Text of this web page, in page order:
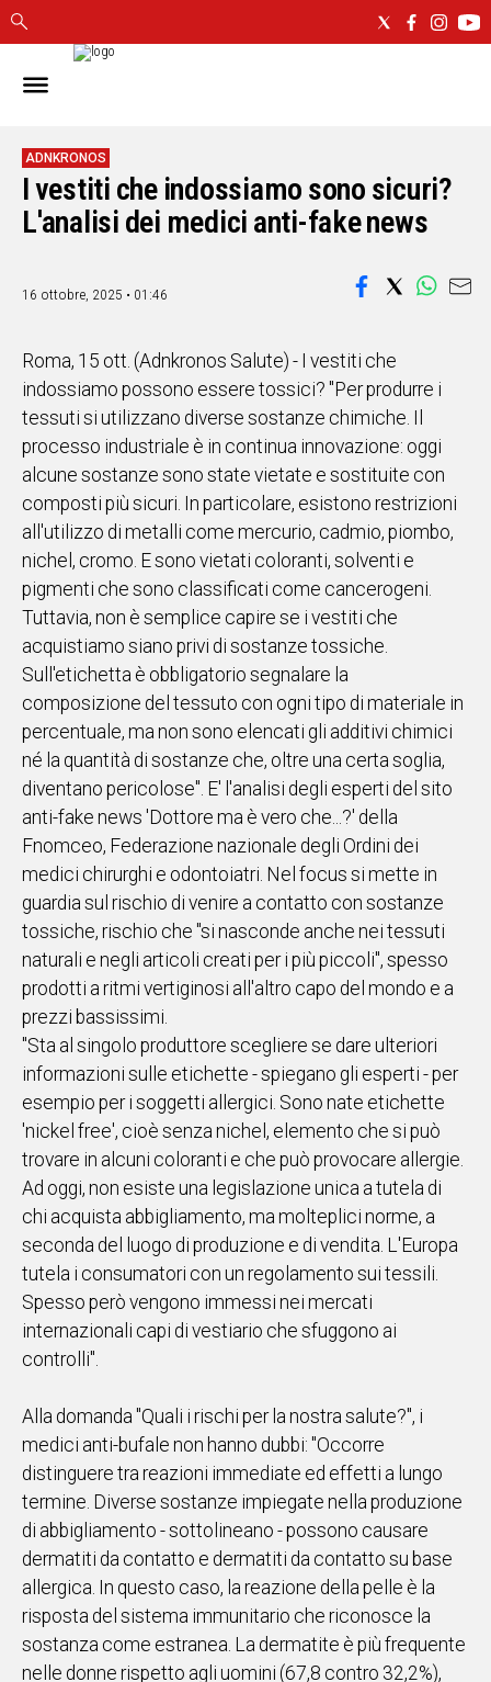
IN
CAGLIARI
SASSARI
NUORO
ORISTANO
GALLURA
MEDIO
CAMPIDANO
NOTIZIE
POLITICA
IN
ITALIA
NEL
MONDO
SPORT
EVENTI
STORIE
VIDEO
UNISCITI
AL CANALE
WHATSAPP
Social
ADNKRONOS
I vestiti che indossiamo sono sicuri?
L'analisi dei medici anti-fake news
16 ottobre, 2025 • 01:46
Roma, 15 ott. (Adnkronos Salute) - I vestiti che
indossiamo possono essere tossici? "Per produrre i
tessuti si utilizzano diverse sostanze chimiche. Il
processo industriale è in continua innovazione: oggi
alcune sostanze sono state vietate e sostituite con
composti più sicuri. In particolare, esistono restrizioni
all'utilizzo di metalli come mercurio, cadmio, piombo,
nichel, cromo. E sono vietati coloranti, solventi e
pigmenti che sono classificati come cancerogeni.
Tuttavia, non è semplice capire se i vestiti che
acquistiamo siano privi di sostanze tossiche.
Sull'etichetta è obbligatorio segnalare la
composizione del tessuto con ogni tipo di materiale in
percentuale, ma non sono elencati gli additivi chimici
né la quantità di sostanze che, oltre una certa soglia,
diventano pericolose". E' l'analisi degli esperti del sito
anti-fake news 'Dottore ma è vero che...?' della
Fnomceo, Federazione nazionale degli Ordini dei
medici chirurghi e odontoiatri. Nel focus si mette in
guardia sul rischio di venire a contatto con sostanze
tossiche, rischio che "si nasconde anche nei tessuti
naturali e negli articoli creati per i più piccoli", spesso
prodotti a ritmi vertiginosi all'altro capo del mondo e a
prezzi bassissimi.
"Sta al singolo produttore scegliere se dare ulteriori
informazioni sulle etichette - spiegano gli esperti - per
esempio per i soggetti allergici. Sono nate etichette
'nickel free', cioè senza nichel, elemento che si può
trovare in alcuni coloranti e che può provocare allergie.
Ad oggi, non esiste una legislazione unica a tutela di
chi acquista abbigliamento, ma molteplici norme, a
seconda del luogo di produzione e di vendita. L'Europa
tutela i consumatori con un regolamento sui tessili.
Spesso però vengono immessi nei mercati
internazionali capi di vestiario che sfuggono ai
controlli".
Alla domanda "Quali i rischi per la nostra salute?", i
medici anti-bufale non hanno dubbi: "Occorre
distinguere tra reazioni immediate ed effetti a lungo
termine. Diverse sostanze impiegate nella produzione
di abbigliamento - sottolineano - possono causare
dermatiti da contatto e dermatiti da contatto su base
allergica. In questo caso, la reazione della pelle è la
risposta del sistema immunitario che riconosce la
sostanza come estranea. La dermatite è più frequente
nelle donne rispetto agli uomini (67,8 contro 32,2%),